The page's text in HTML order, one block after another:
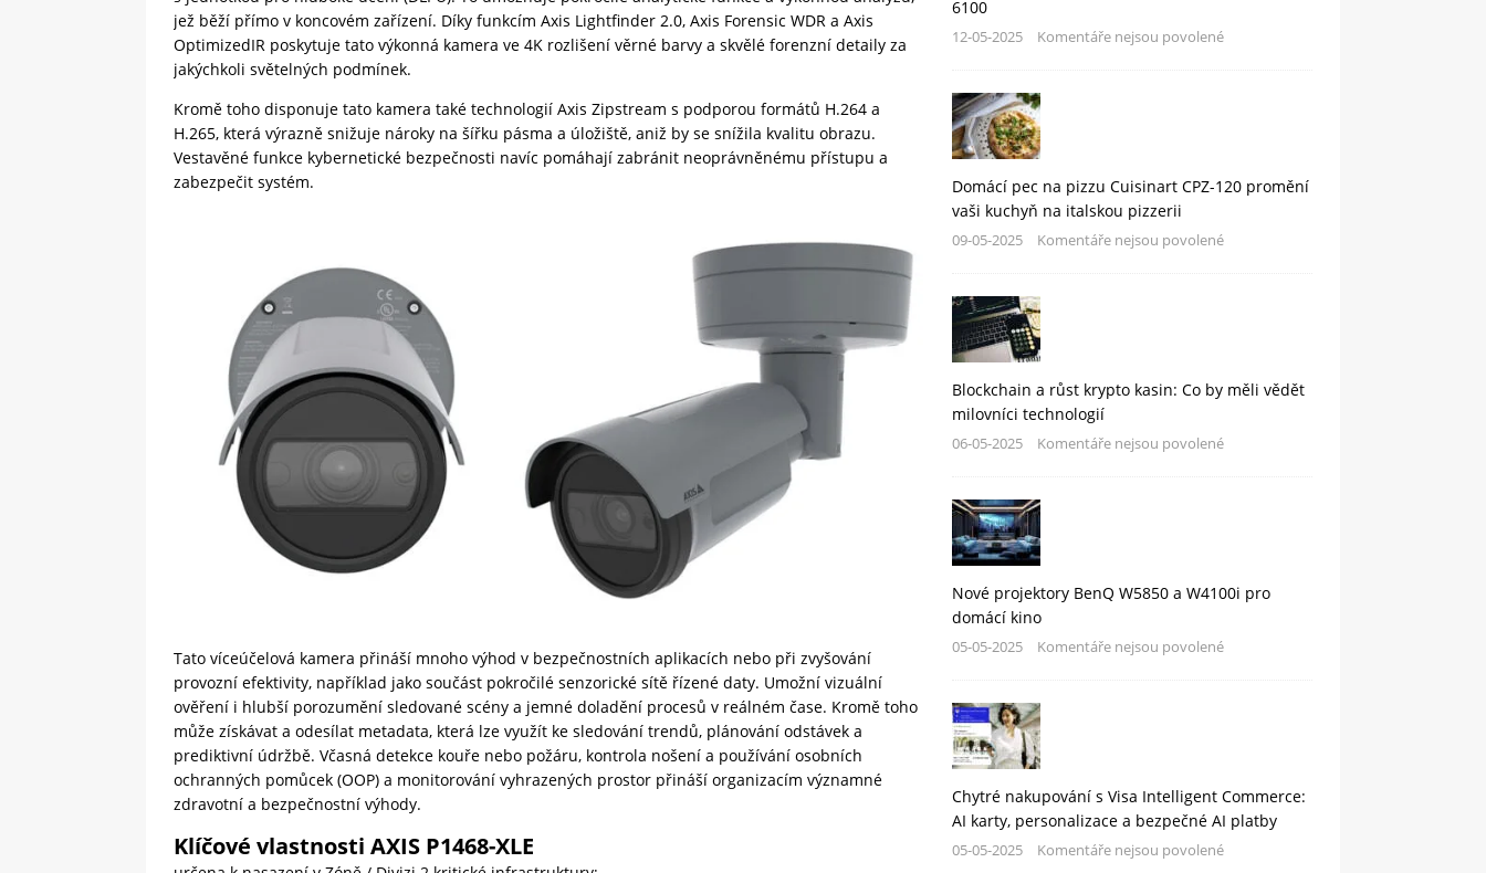
jež běží přímo v koncovém zařízení. Díky funkcím Axis Lightfinder 2.0, Axis Forensic WDR a Axis
OptimizedIR poskytuje tato výkonná kamera ve 4K rozlišení věrné barvy a skvělé forenzní detaily za
jakýchkoli světelných podmínek.
Kromě toho disponuje tato kamera také technologií Axis Zipstream s podporou formátů H.264 a
H.265, která výrazně snižuje nároky na šířku pásma a úložiště, aniž by se snížila kvalitu obrazu.
Vestavěné funkce kybernetické bezpečnosti navíc pomáhají zabránit neoprávněnému přístupu a
zabezpečit systém.
Tato víceúčelová kamera přináší mnoho výhod v bezpečnostních aplikacích nebo při zvyšování
provozní efektivity, například jako součást pokročilé senzorické sítě řízené daty. Umožní vizuální
ověření i hlubší porozumění sledované scény a jemné doladění procesů v reálném čase. Kromě toho
může získávat a odesílat metadata, která lze využít ke sledování trendů, plánování odstávek a
prediktivní údržbě. Včasná detekce kouře nebo požáru, kontrola nošení a používání osobních
ochranných pomůcek (OOP) a monitorování vyhrazených prostor přináší organizacím významné
zdravotní a bezpečnostní výhody.
Klíčové vlastnosti AXIS P1468-XLE
6100
12-05-2025 Komentáře nejsou povolené
Domácí pec na pizzu Cuisinart CPZ-120 promění
vaši kuchyň na italskou pizzerii
09-05-2025 Komentáře nejsou povolené
Blockchain a růst krypto kasin: Co by měli vědět
milovníci technologií
06-05-2025 Komentáře nejsou povolené
Nové projektory BenQ W5850 a W4100i pro
domácí kino
05-05-2025 Komentáře nejsou povolené
Chytré nakupování s Visa Intelligent Commerce:
AI karty, personalizace a bezpečné AI platby
05-05-2025 Komentáře nejsou povolené